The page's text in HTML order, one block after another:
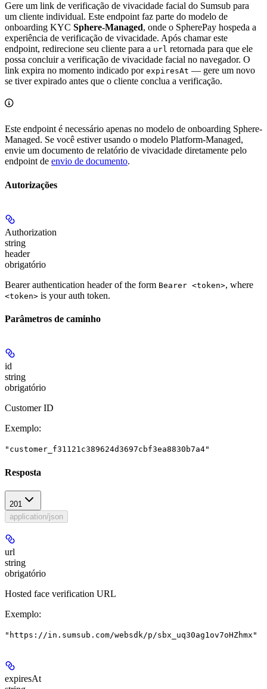
Gere um link de verificação de vivacidade facial do Sumsub para
um cliente individual. Este endpoint faz parte do modelo de
onboarding KYC Sphere-Managed, onde o SpherePay hospeda a
experiência de verificação de vivacidade. Após chamar este
endpoint, redirecione seu cliente para a url retornada para que ele
possa concluir a verificação de vivacidade facial no navegador. O
link expira no momento indicado por expiresAt — gere um novo
se tiver expirado antes que o cliente conclua a verificação.
Este endpoint é necessário apenas no modelo de onboarding Sphere-
Managed. Se você estiver usando o modelo Platform-Managed,
envie um documento de relatório de vivacidade diretamente pelo
endpoint de envio de documento.
Autorizações
Authorization
string
header
obrigatório
Bearer authentication header of the form Bearer <token>, where
<token> is your auth token.
Parâmetros de caminho
id
string
obrigatório
Customer ID
Exemplo:
"customer_f31121c389624d3697cbf3ea8830b7a4"
Resposta
201
application/json
url
string
obrigatório
Hosted face verification URL
Exemplo:
"https://in.sumsub.com/websdk/p/sbx_uq30ag1ov7oHZhmx"
expiresAt